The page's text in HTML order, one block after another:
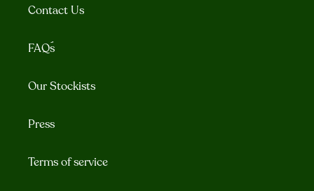
Contact Us
FAQ´s
Our Stockists
Press
Terms of service